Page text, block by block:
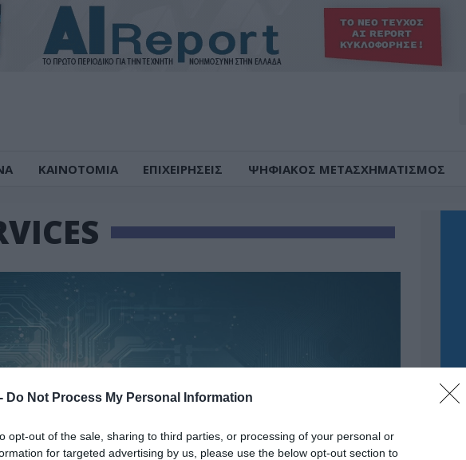
Do Not Process My Personal Information
opt-out of the sale, sharing to third parties, or processing of your personal or
for targeted advertising by us, please use the below opt-out section to
ΚΑΙΝΟΤΟΜΙΑ ΕΠΙΧΕΙΡΗΣΕΙΣ ΨΗΦΙΑΚΟΣ ΜΕΤΑΣΧΗΜΑΤΙΣΜΟΣ